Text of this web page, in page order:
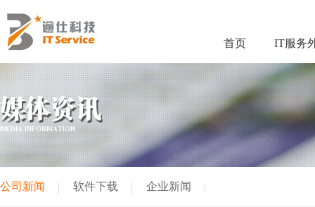
首页 IT服务
媒体资讯
MEDIA INFORMATION
公司新闻 软件下载 企业新闻